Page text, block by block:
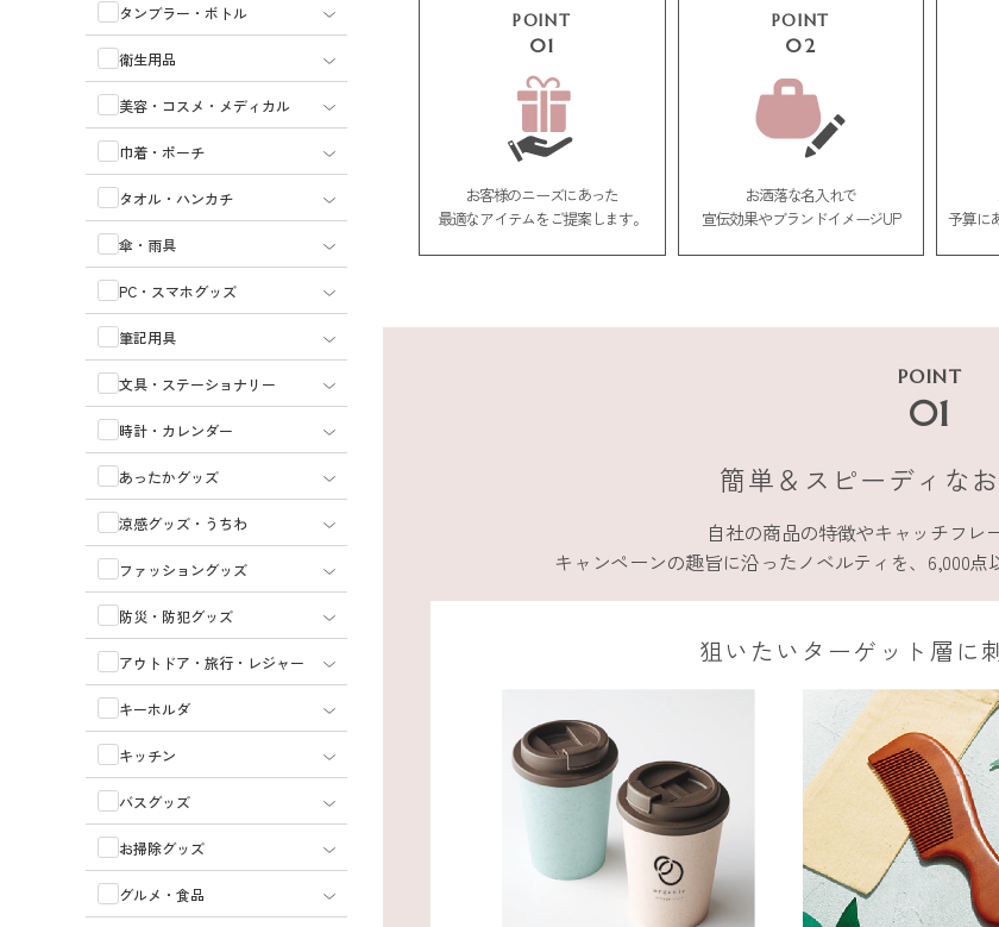
タンブラー・ボトル
衛生用品
美容・コスメ・メディカル
巾着・ポーチ
タオル・ハンカチ
傘・雨具
PC・スマホグッズ
筆記用具
文具・ステーショナリー
時計・カレンダー
あったかグッズ
涼感グッズ・うちわ
ファッショングッズ
防災・防犯グッズ
アウトドア・旅行・レジャー
キーホルダ
キッチン
バスグッズ
お掃除グッズ
グルメ・食品
POINT
01
お客様のニーズにあった
最適なアイテムをご提案します。
POINT
02
お洒落な名入れで
宣伝効果やブランドイメージUP
予算に
POINT
01
簡単＆スピーディな
自社の商品の特徴やキャッチフレ
キャンペーンの趣旨に沿ったノベルティを、6,000
狙いたいターゲット層に